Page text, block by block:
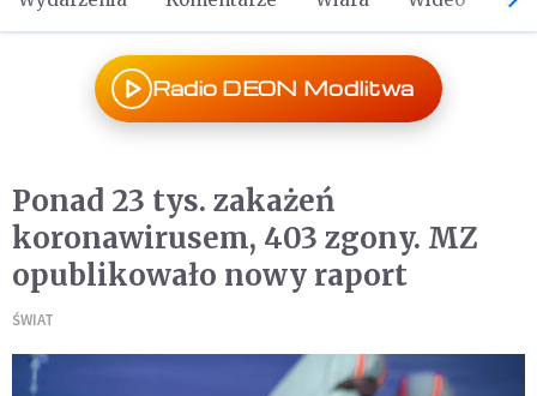
Radio DEON Modlitwa
Ponad 23 tys. zakażeń
koronawirusem, 403 zgony. MZ
opublikowało nowy raport
ŚWIAT